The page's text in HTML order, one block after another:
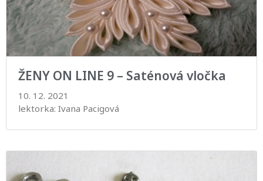
ŽENY ON LINE 9 – Saténová vločka
10. 12. 2021
lektorka: Ivana Pacigová